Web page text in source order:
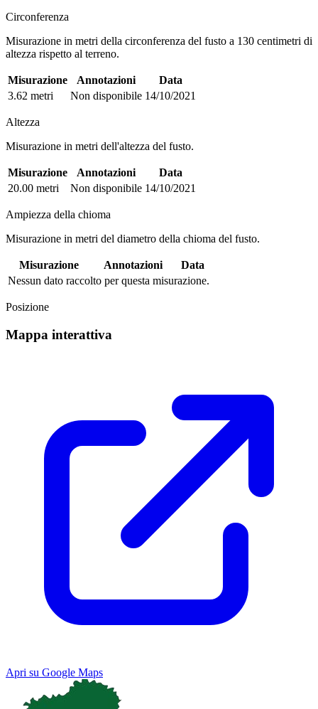
Circonferenza
Misurazione in metri della circonferenza del fusto a 130 centimetri di
altezza rispetto al terreno.
Misurazione Annotazioni
Data
3.62 metri
Non disponibile 14/10/2021
Altezza
Misurazione in metri dell'altezza del fusto.
Misurazione Annotazioni
Data
20.00 metri
Non disponibile 14/10/2021
Ampiezza della chioma
Misurazione in metri del diametro della chioma del fusto.
Misurazione Annotazioni
Data
Nessun dato raccolto per questa misurazione.
Posizione
Mappa interattiva
Apri su Google Maps
Map Satellite
Keyboard shortcuts